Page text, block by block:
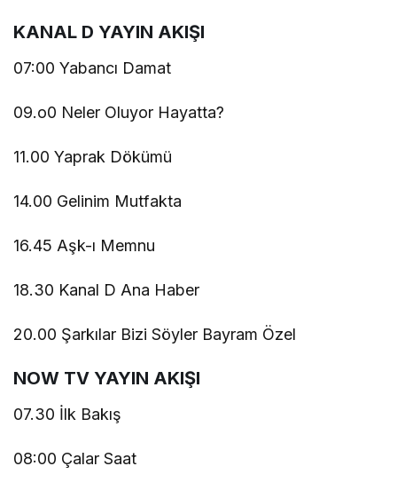
KANAL D YAYIN AKIŞI
07:00 Yabancı Damat
09.o0 Neler Oluyor Hayatta?
11.00 Yaprak Dökümü
14.00 Gelinim Mutfakta
16.45 Aşk-ı Memnu
18.30 Kanal D Ana Haber
20.00 Şarkılar Bizi Söyler Bayram Özel
NOW TV YAYIN AKIŞI
07.30 İlk Bakış
08:00 Çalar Saat